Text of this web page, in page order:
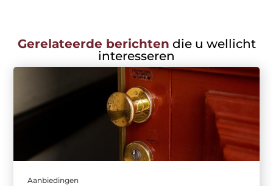
Gerelateerde berichten die u wellicht
interesseren
Aanbiedingen